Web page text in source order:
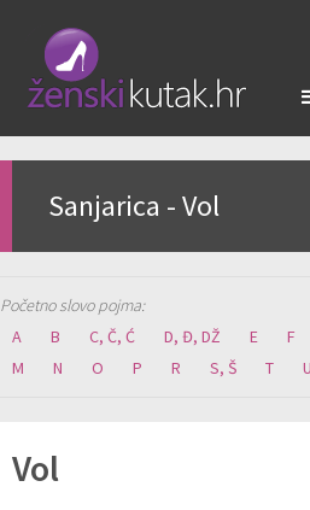
Sanjarica - Vol
Početno slovo pojma:
A
B C, Č, Ć D, Đ, DŽ E F
M
N O P R S, Š T U
Vol